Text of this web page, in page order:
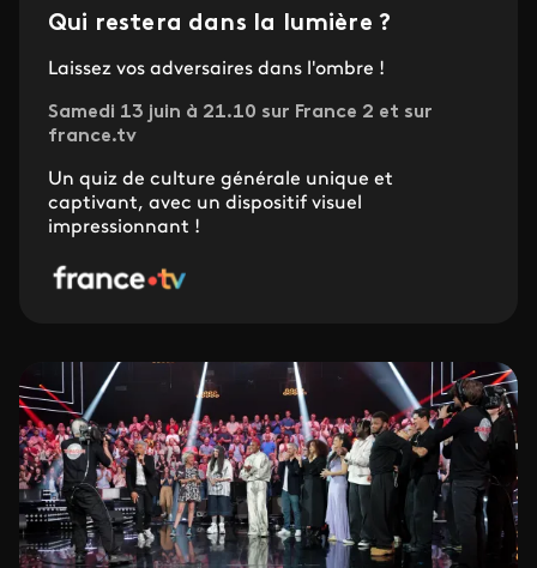
Qui restera dans la lumière ?
Laissez vos adversaires dans l'ombre !
Samedi 13 juin à 21.10 sur France 2 et sur
france.tv
Un quiz de culture générale unique et
captivant, avec un dispositif visuel
impressionnant !